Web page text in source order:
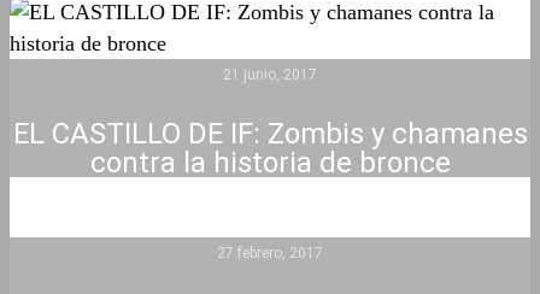
21 junio, 2017
EL CASTILLO DE IF: Zombis y chamanes
contra la historia de bronce
27 febrero, 2017